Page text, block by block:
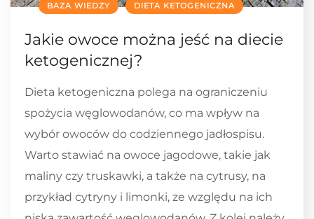
BAZA WIEDZY DIETA KETOGENICZNA
Jakie owoce można jeść na diecie
ketogenicznej?
Dieta ketogeniczna polega na ograniczeniu
spożycia węglowodanów, co ma wpływ na
wybór owoców do codziennego jadłospisu.
Warto stawiać na owoce jagodowe, takie jak
maliny czy truskawki, a także na cytrusy, na
przykład cytryny i limonki, ze względu na ich